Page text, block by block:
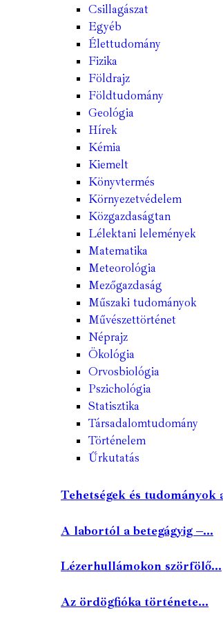
Csillagászat
Egyéb
Élettudomány
Fizika
Földrajz
Földtudomány
Geológia
Hírek
Kémia
Kiemelt
Könyvtermés
Környezetvédelem
Közgazdaságtan
Lélektani lelemények
Matematika
Meteorológia
Mezőgazdaság
Műszaki tudományok
Művészettörténet
Néprajz
Ökológia
Orvosbiológia
Pszichológia
Statisztika
Társadalomtudomány
Történelem
Űrkutatás
Tehetségek és tudományok
A labortól a betegágyig –...
Lézerhullámokon szörfölő...
Az ördögfióka története...